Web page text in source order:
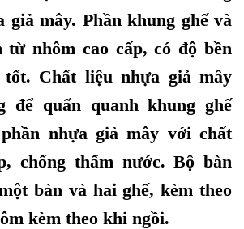
giả mây. Phần khung ghế và
từ nhôm cao cấp, có độ bền
Chất liệu nhựa giả mây
để quấn quanh khung ghế
nhựa giả mây với chất
chống thấm nước. Bộ bàn
bàn và hai ghế, kèm theo
kèm theo khi ngồi.